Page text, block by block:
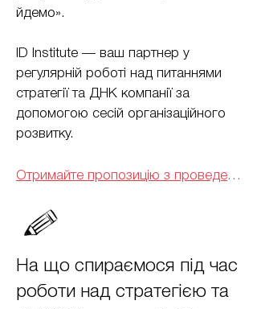
йдемо».
ID Institute — ваш партнер у
регулярній роботі над питаннями
стратегії та ДНК компанії за
допомогою сесій організаційного
розвитку.
Отримайте пропозицію з проведення сесій
На що спираємося під час
роботи над стратегією та